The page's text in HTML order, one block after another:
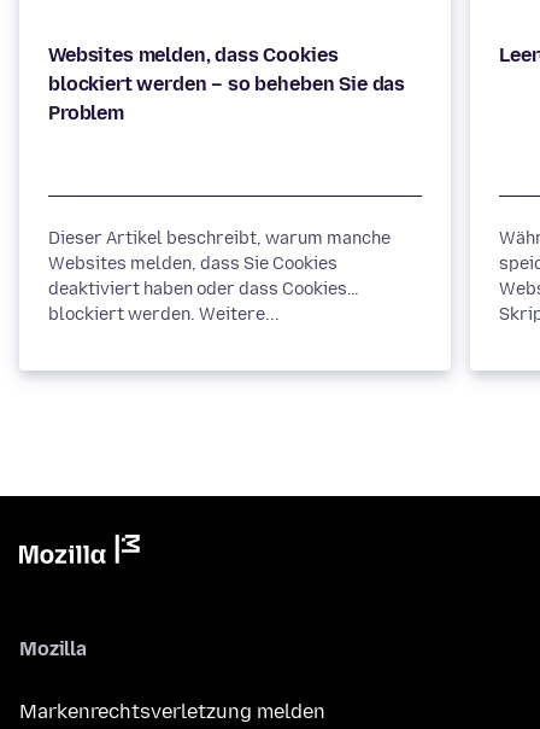
Websites melden, dass Cookies
blockiert werden – so beheben Sie das
Problem
Dieser Artikel beschreibt, warum manche
Websites melden, dass Sie Cookies
deaktiviert haben oder dass Cookies
blockiert werden. Weitere...
Mozilla
Markenrechtsverletzung melden